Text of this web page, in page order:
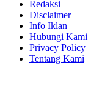
Redaksi
Disclaimer
Info Iklan
Hubungi Kami
Privacy Policy
Tentang Kami